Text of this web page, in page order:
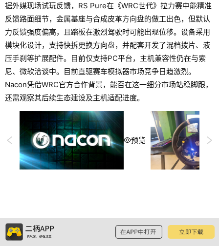
据外媒现场试玩反馈，RS Pure在《WRC世代》拉力赛中能精准
反馈路面细节，金属基座与合成皮革方向盘的做工出色，但默认
力反馈强度偏高，且踏板在激烈驾驶时可能出现位移。设备采用
模块化设计，支持快拆更换方向盘，并配套开发了混档拨片、液
压手刹等扩展配件。目前仅支持PC平台，主机兼容性仍在与索
尼、微软洽谈中。目前直驱赛车模拟器市场竞争日趋激烈。
Nacon凭借WRC官方合作背景，能否在这一细分市场站稳脚跟，
还需观察其后续生态建设及主机适配进度。
预览